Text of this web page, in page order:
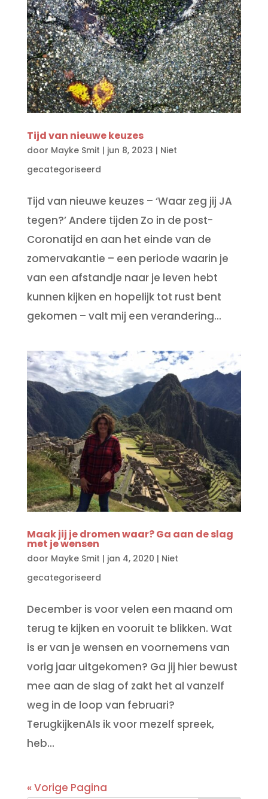
Tijd van nieuwe keuzes
door Mayke Smit | jun 8, 2023 | Niet
gecategoriseerd
Tijd van nieuwe keuzes – ‘Waar zeg jij JA
tegen?’ Andere tijden Zo in de post-
Coronatijd en aan het einde van de
zomervakantie – een periode waarin je
van een afstandje naar je leven hebt
kunnen kijken en hopelijk tot rust bent
gekomen – valt mij een verandering...
Maak jij je dromen waar? Ga aan de slag
met je wensen
door Mayke Smit | jan 4, 2020 | Niet
gecategoriseerd
December is voor velen een maand om
terug te kijken en vooruit te blikken. Wat
is er van je wensen en voornemens van
vorig jaar uitgekomen? Ga jij hier bewust
mee aan de slag of zakt het al vanzelf
weg in de loop van februari?
TerugkijkenAls ik voor mezelf spreek,
heb...
« Vorige Pagina